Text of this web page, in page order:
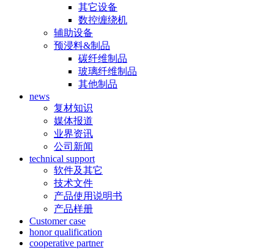
其它设备
数控缠绕机
辅助设备
预浸料&制品
碳纤维制品
玻璃纤维制品
其他制品
news
复材知识
媒体报道
业界资讯
公司新闻
technical support
软件及其它
技术文件
产品使用说明书
产品样册
Customer case
honor qualification
cooperative partner